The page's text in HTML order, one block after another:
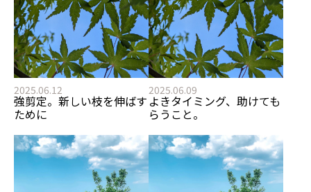
2025.06.12
強剪定。新しい枝を伸ばす
ために
2025.06.09
よきタイミング、助けても
らうこと。